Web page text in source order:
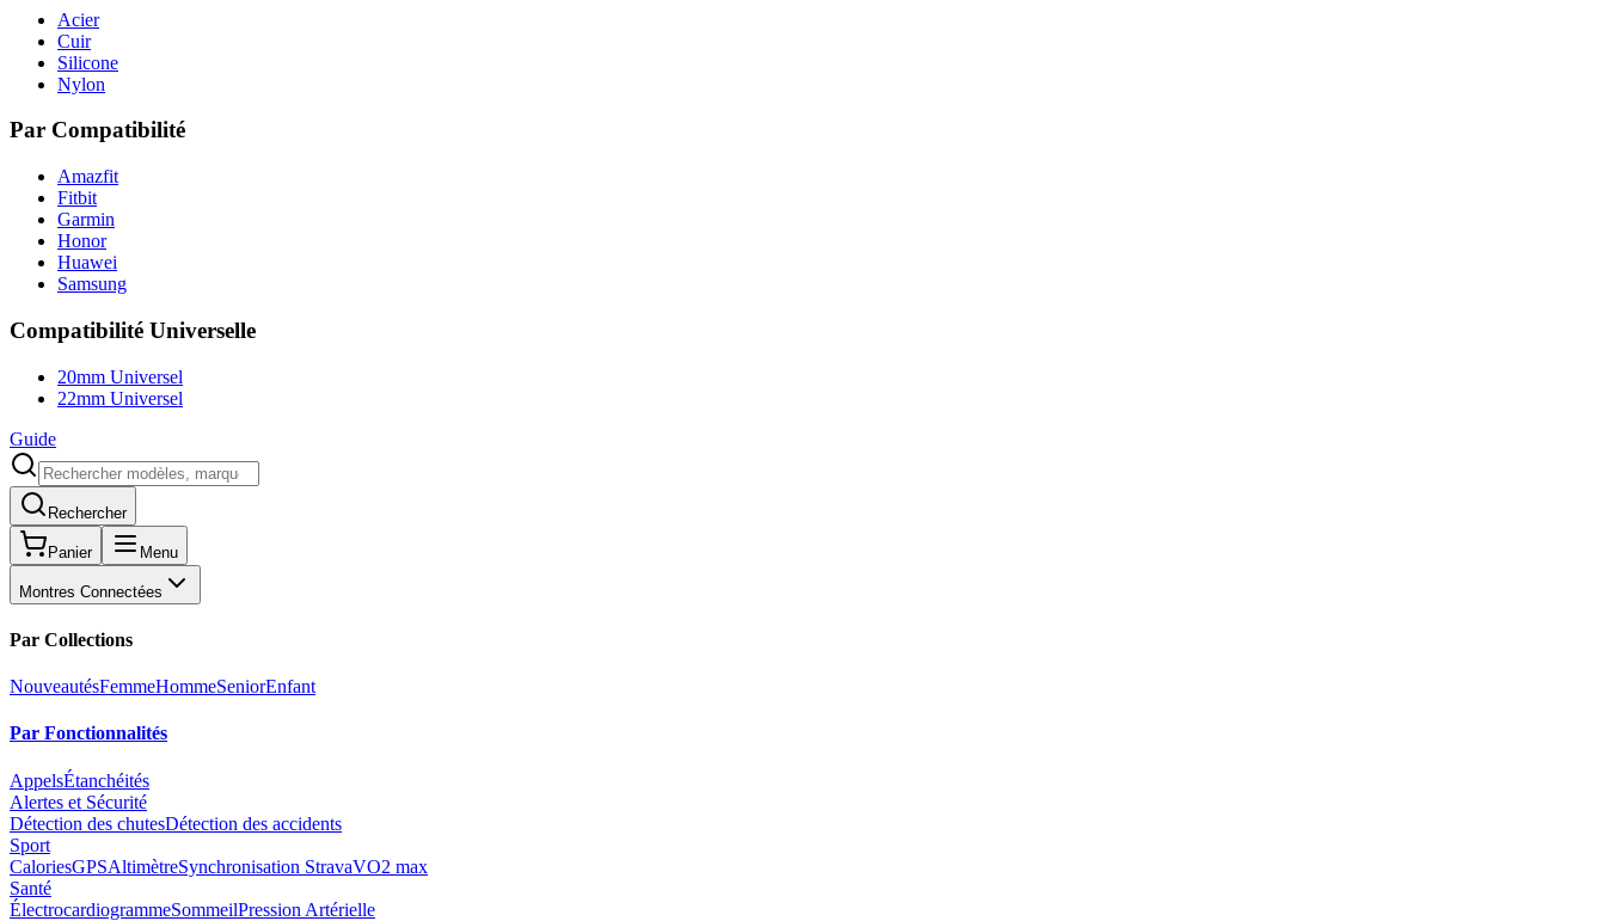
Acier
Cuir
Silicone
Nylon
Par Compatibilité
Amazfit
Fitbit
Garmin
Honor
Huawei
Samsung
Compatibilité Universelle
20mm Universel
22mm Universel
Guide
Rechercher
Panier Menu
Montres Connectées
Par Collections
NouveautésFemmeHommeSeniorEnfant
Par Fonctionnalités
AppelsÉtanchéités
Alertes et Sécurité
Détection des chutesDétection des accidents
Sport
CaloriesGPSAltimètreSynchronisation StravaVO2 max
Santé
ÉlectrocardiogrammeSommeilPression Artérielle